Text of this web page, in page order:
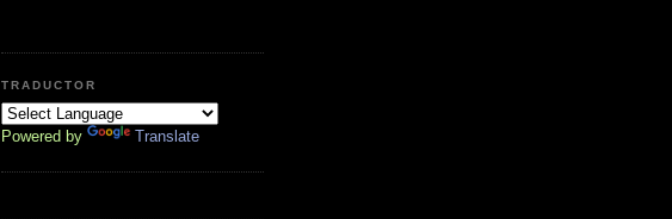
TRADUCTOR
Powered by Translate